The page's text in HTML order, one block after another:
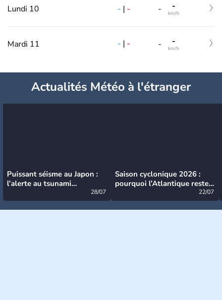
Lundi 10 - | - - -
km/h
Mardi 11 - | - - -
km/h
Actualités Météo à l'étranger
Puissant séisme au Japon :
l’alerte au tsunami
28/07
Saison cyclonique 2026 :
pourquoi l’Atlantique reste
22/07